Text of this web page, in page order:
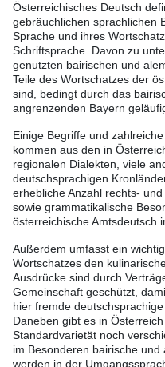
Österreichisches Deutsch
gebräuchlichen sprachlichen
Sprache und ihres
Schriftsprache. Davon zu
genutzten bairischen und
Teile des Wortschatzes der
sind, bedingt durch das
angrenzenden Bayern
Einige Begriffe und
kommen aus den in
regionalen Dialekten, viele
deutschsprachigen
erhebliche Anzahl rechts-
sowie grammatikalische
österreichische Amtsdeutsch
Außerdem umfasst ein
Wortschatzes den
Ausdrücke sind durch
Gemeinschaft geschützt,
hier fremde
Daneben gibt es in
Standardvarietät noch
im Besonderen bairische
werden in der